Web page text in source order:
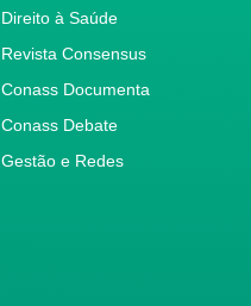
Direito à Saúde
Revista Consensus
Conass Documenta
Conass Debate
Gestão e Redes